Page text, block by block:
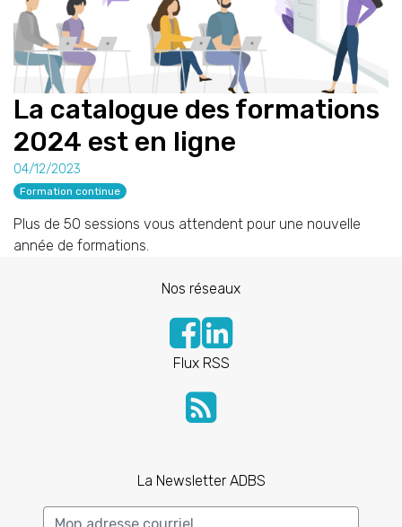
La catalogue des formations
2024 est en ligne
04/12/2023
Formation continue
Plus de 50 sessions vous attendent pour une nouvelle
année de formations.
Nos réseaux
Flux RSS
La Newsletter ADBS